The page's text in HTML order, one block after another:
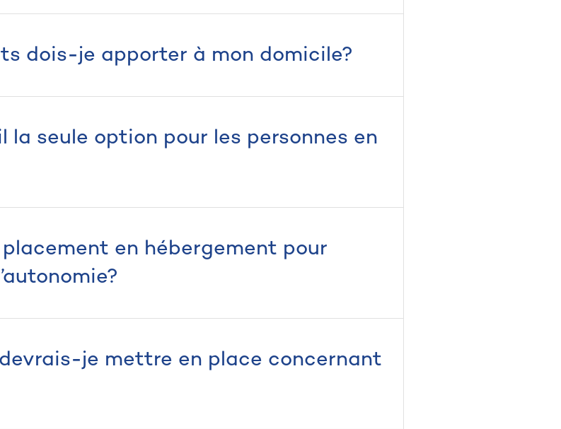
dois-je apporter à mon domicile?
la seule option pour les personnes en
en hébergement pour
je mettre en place concernant